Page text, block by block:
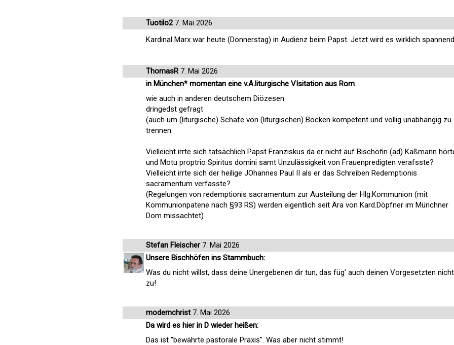
Tuotilo27. Mai 2026
Kardinal Marx war heute (Donnerstag) in Audienz beim Papst. Jetzt wird es wirklich
ThomasR7. Mai 2026
in München* momentan eine v.A.liturgische VIsitation aus Rom
wie auch in anderen deutschem Diözesen
dringedst gefragt
(auch um (liturgische) Schafe von (liturgischen) Böcken kompetent und völlig unabhängig zu
trennen
Vielleicht irrte sich tatsächlich Papst Franziskus da er nicht auf Bischöfin (ad) Käßmann
und Motu proptrio Spiritus domini samt Unzulässigkeit von Frauenpredigten verafsste?
Vielleicht irrte sich der heilige JOhannes Paul II als er das Schreiben Redemptionis
sacramentum verfasste?
(Regelungen von redemptionis sacramentum zur Austeilung der Hlg.Kommunion (mit
Kommunionpatene nach §93 RS) werden eigentlich seit Ära von Kard.Döpfner im Münchner
Dom missachtet)
Stefan Fleischer7. Mai 2026
Unsere Bischhöfen ins Stammbuch:
Was du nicht willst, dass deine Unergebenen dir tun, das füg' auch deinen Vorgesetzten nicht
zu!
modernchrist7. Mai 2026
Da wird es hier in D wieder heißen:
Das ist "bewährte pastorale Praxis". Was aber nicht stimmt!